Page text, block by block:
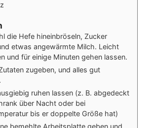
die Hefe hineinbröseln, Zucker
etwas angewärmte Milch. Leicht
und für einige Minuten gehen lassen.
zugeben, und alles gut
ruhen lassen (z. B. abgedeckt
über Nacht oder bei
bis er doppelte Größe hat)
bemehlte Arbeitsplatte geben und